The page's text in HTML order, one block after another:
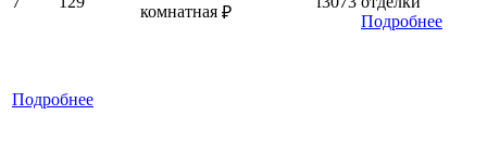
комнатная ₽
Подробнее
Подробнее